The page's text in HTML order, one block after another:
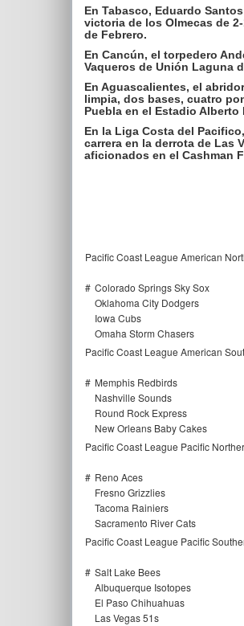
En Tabasco, Eduardo
victoria de los Olmecas de
de Febrero.
En Cancún, el torpedero
Vaqueros de Unión Laguna
En Aguascalientes, el
limpia, dos bases, cuatro
Puebla en el Estadio Alberto
En la Liga Costa del
carrera en la derrota de Las
aficionados en el Cashman
Pacific Coast League American
# Colorado Springs Sky Sox
Oklahoma City Dodgers
Iowa Cubs
Omaha Storm Chasers
Pacific Coast League American
# Memphis Redbirds
Nashville Sounds
Round Rock Express
New Orleans Baby Cakes
Pacific Coast League Pacific
# Reno Aces
Fresno Grizzlies
Tacoma Rainiers
Sacramento River Cats
Pacific Coast League Pacific
# Salt Lake Bees
Albuquerque Isotopes
El Paso Chihuahuas
Las Vegas 51s